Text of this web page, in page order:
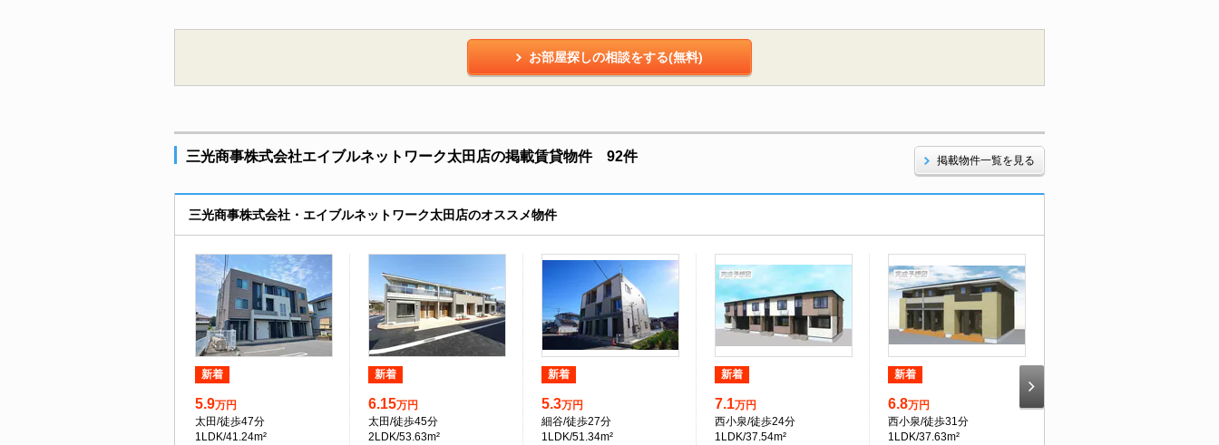
お部屋探しの相談をする(無料)
三光商事株式会社エイブルネットワーク太田店の掲載賃貸物件 92件 掲載物件一覧を見る
三光商事株式会社・エイブルネットワーク太田店のオススメ物件
新着
5.9万円
太田/徒歩47分
1LDK/41.24m²
新着
6.15万円
太田/徒歩45分
2LDK/53.63m²
新着
5.3万円
細谷/徒歩27分
1LDK/51.34m²
新着
7.1万円
西小泉/徒歩24分
1LDK/37.54m²
新着
6.8万円
西小泉/徒歩31分
1LDK/37.63m²